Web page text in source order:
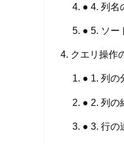
● 4. 列名
● 5. ソー
クエリ操作
● 1. 列の
● 2. 列の
● 3. 行の